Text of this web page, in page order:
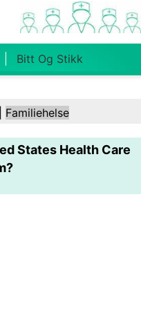
Bitt Og Stikk
Folkehelse Og
Familiehelse
States Health Care